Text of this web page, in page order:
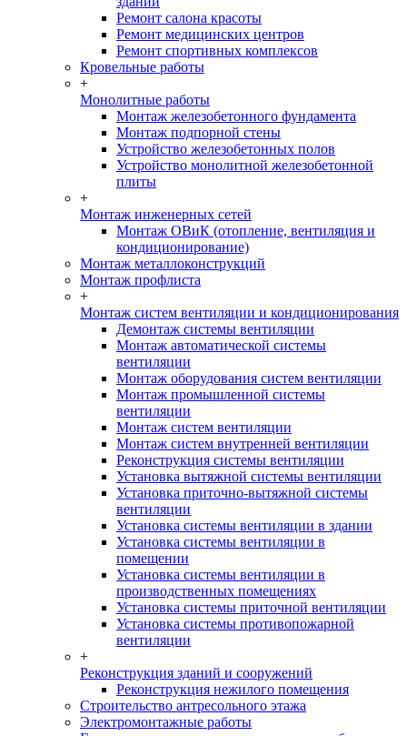
Ремонт салона красоты
Ремонт медицинских центров
Ремонт спортивных комплексов
Кровельные работы
+
Монолитные работы
Монтаж железобетонного фундамента
Монтаж подпорной стены
Устройство железобетонных полов
Устройство монолитной железобетонной
плиты
+
Монтаж инженерных сетей
Монтаж ОВиК (отопление, вентиляция и
кондиционирование)
Монтаж металлоконструкций
Монтаж профлиста
+
Монтаж систем вентиляции и кондиционирования
Демонтаж системы вентиляции
Монтаж автоматической системы
вентиляции
Монтаж оборудования систем вентиляции
Монтаж промышленной системы
вентиляции
Монтаж систем вентиляции
Монтаж систем внутренней вентиляции
Реконструкция системы вентиляции
Установка вытяжной системы вентиляции
Установка приточно-вытяжной системы
вентиляции
Установка системы вентиляции в здании
Установка системы вентиляции в
помещении
Установка системы вентиляции в
производственных помещениях
Установка системы приточной вентиляции
Установка системы противопожарной
вентиляции
+
Реконструкция зданий и сооружений
Реконструкция нежилого помещения
Строительство антресольного этажа
Электромонтажные работы